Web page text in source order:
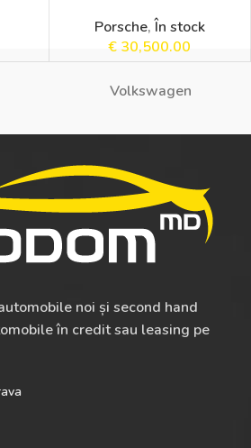
Porsche,În stock
€ 30,500.00
Volkswagen
noi și second hand
în credit sau leasing pe